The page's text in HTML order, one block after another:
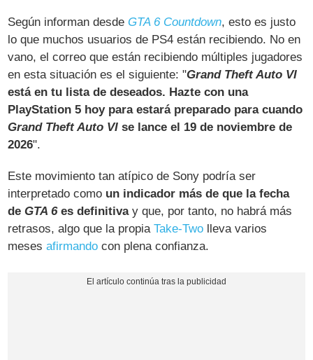
Según informan desdeGTA 6 Countdown, esto es justo
lo que muchos usuarios de PS4 están recibiendo. No en
vano, el correo que están recibiendo múltiples jugadores
en esta situación es el siguiente: "Grand Theft Auto VI
está en tu lista de deseados. Hazte con una
PlayStation 5 hoy para estará preparado para cuando
Grand Theft Auto VI se lance el 19 de noviembre de
2026".
Este movimiento tan atípico de Sony podría ser
interpretado como un indicador más de que la fecha
deGTA 6es definitivay que, por tanto, no habrá más
retrasos, algo que la propiaTake-Two lleva varios
mesesafirmando con plena confianza.